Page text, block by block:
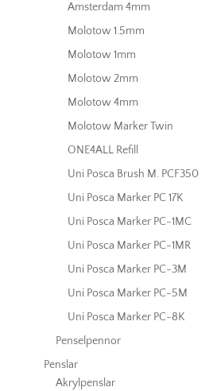
Amsterdam 4mm
Molotow 1.5mm
Molotow 1mm
Molotow 2mm
Molotow 4mm
Molotow Marker Twin
ONE4ALL Refill
Uni Posca Brush M. PCF350
Uni Posca Marker PC 17K
Uni Posca Marker PC-1MC
Uni Posca Marker PC-1MR
Uni Posca Marker PC-3M
Uni Posca Marker PC-5M
Uni Posca Marker PC-8K
Penselpennor
Penslar
Akrylpenslar